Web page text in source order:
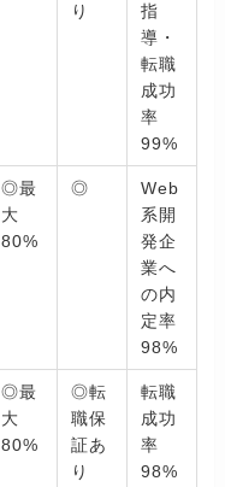
り
指
導・
転職
成功
率
99%
◎最
大
80%
◎
Web
系開
発企
業へ
の内
定率
98%
◎最
大
80%
◎転
職保
証あ
り
転職
成功
率
98%